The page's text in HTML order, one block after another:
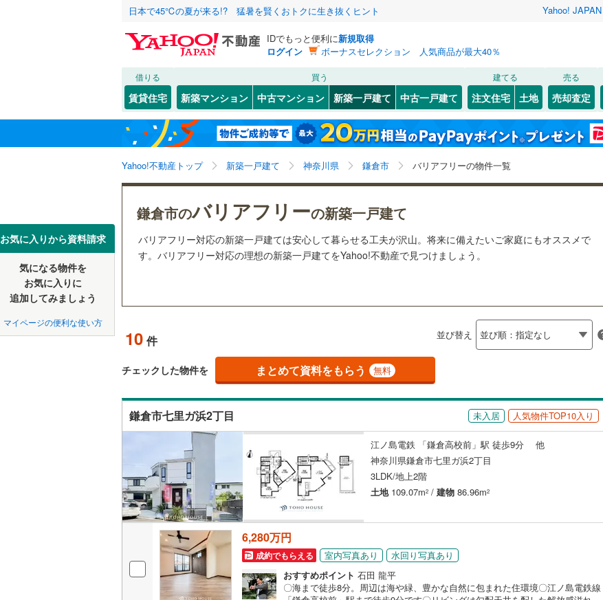
日本で45℃の夏が来る!? 猛暑を賢くおトクに生き抜くヒント Yahoo! JAPAN
IDでもっと便利に新規取得
ログイン
ボーナスセレクション 人気商品が最大40％
借りる
賃貸住宅
買う
新築マンション 中古マンション 新築一戸建て 中古一戸建て
建てる
注文住宅 土地
売る
売却査定
Yahoo!不動産トップ 新築一戸建て 神奈川県 鎌倉市 バリアフリーの物件一覧
お気に入りから資料請求
気になる物件を
お気に入りに
追加してみましょう
マイページの便利な使い方
鎌倉市のバリアフリーの新築一戸建て
バリアフリー対応の新築一戸建ては安心して暮らせる工夫が沢山。将来に備えたいご家庭にもオススメで
す。バリアフリー対応の理想の新築一戸建てをYahoo!不動産で見つけましょう。
10 件 並び替え
チェックした物件を まとめて資料をもらう 無料
鎌倉市七里ガ浜2丁目 未入居 人気物件TOP10入り
江ノ島電鉄 「鎌倉高校前」駅 徒歩9分 他
神奈川県鎌倉市七里ガ浜2丁目
3LDK/地上2階
土地109.07m2 / 建物 86.96m2
6,280万円
成約でもらえる 室内写真あり
水回り写真あり
おすすめポイント 石田 龍平
〇海まで徒歩8分。周辺は海や緑、豊かな自然に包まれた住環境〇江ノ島電鉄線
北海道 北海道
東北 青森 岩手 宮城 秋田 山形
関東 東京 神奈川 埼玉 千葉
新潟
東海 愛知 岐阜 静岡 三重
中国 鳥取 島根 岡山 広島 山口
高知
福岡 佐賀 長崎
該当物件 この条件で検索する
川崎市 川崎区(5) 幸区(3)
高津区(6) 多摩区(16)
麻生区
40)
横浜市 鶴見区 (10)
中区(4) 南区(10 )
磯子区
10) 金沢区
青葉区(48)
相模原市 緑区(55)
神奈川県のその
ほかの地域
平塚市(18)
小田原市(0)
逗子市(0) 三浦市 (0
厚木市
(31) 大和市(62
海老名市(40) 座間市(96)
綾瀬市(65) 三浦郡葉山町
中郡大磯町(0)
該当物件 この条件で検索する
今泉台(1) 大町(2)
腰越(3) 七里ガ浜(1)
該当物件 この条件で検索する
JR
湘南新宿ライン（宇都宮～逗子）
(6)
湘南新宿ライン（前橋～小田原）
(3 )
南武線(0) 鶴見線(0 )
中央本線（JR東日本）(0) 京浜東北線(3)
御殿場線(0
地下鉄 横浜市営地下鉄ブルーライン(0) 横浜市営地下鉄グリーンライン(0
小田急多摩線(0) 東急東横線(0)
東急目黒線(0
東急新横浜線(0)
京急逗子線(0)
相模鉄道新横浜線(0)
横浜高速鉄道みなとみらい線(0) 江ノ島電鉄(6)
箱根登山鉄道(0 箱根登山ケーブルカー
該当物件 この条件で検索する
該当物件 この条件で検索する
こだわり条件 設備
床暖房（1） オール電化（0）
駐車場2台以上（7） ビルトインガレージ（3）
ＴＶモニタ付インターホン
（10）
防犯カメラ（
配置、向き、建ち方、日当たり
前道6m以上（1） 角地（
LD
（10）
（2）
設計住宅性能評価付き
（0）
長期優良住宅（ 0）
大規模（総区画数50戸以上）
最寄りの駅が始発駅
間取り、居室全体
該当物件 この条件で検索する
検索条件を保存しました
この検索条件の新着物件通知は、 マイページから設定できます。
保存した条件を見る
神奈川県、鎌倉市、価格未定を含む、建築条件付き土地
を含む、間取り未定を含む、バリアフリー住宅
検索条件を保存する
閉じる お気に入りリストを見る
閉じる
閉じる お気に入りリストを見る
閉じる